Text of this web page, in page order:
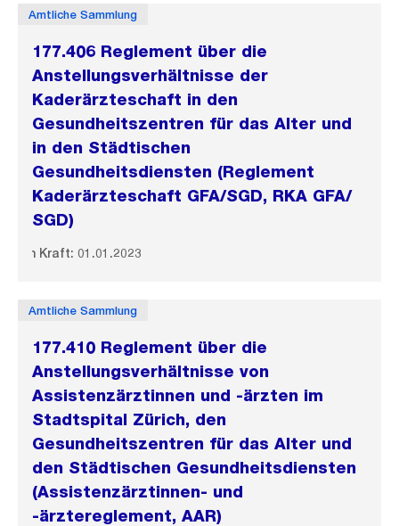
Amtliche Sammlung
177.406 Reglement über die
Anstellungsverhältnisse der
Kaderärzteschaft in den
Gesundheitszentren für das Alter und
in den Städtischen
Gesundheitsdiensten (Reglement
Kaderärzteschaft GFA/SGD, RKA GFA/
SGD)
In Kraft: 01.01.2023
Amtliche Sammlung
177.410 Reglement über die
Anstellungsverhältnisse von
Assistenzärztinnen und -ärzten im
Stadtspital Zürich, den
Gesundheitszentren für das Alter und
den Städtischen Gesundheitsdiensten
(Assistenzärztinnen- und
-ärztereglement, AAR)